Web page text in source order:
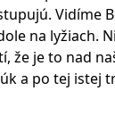
Vidíme
na lyžiach.
že je to nad
a po tej istej